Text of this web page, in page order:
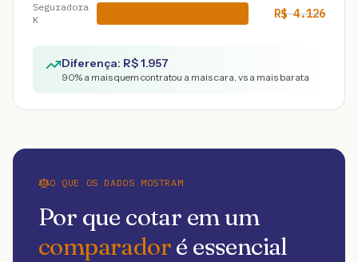
Seguradora
K
R$4.126
Diferença: R$1.957
90% a mais quem contratou a mais cara, vs a mais barata
O QUE OS DADOS MOSTRAM
Por que cotar em um
comparadoré essencial